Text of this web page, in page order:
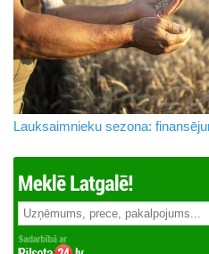
Lauksaimnieku sezona: